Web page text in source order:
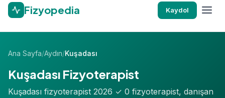
Fizyopedia Kaydol
Ana Sayfa/Aydın/Kuşadası
Kuşadası Fizyoterapist
Kuşadası fizyoterapist 2026 ✓ 0 fizyoterapist, danışan